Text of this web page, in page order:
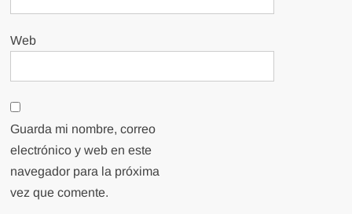
Web
Guarda mi nombre, correo
electrónico y web en este
navegador para la próxima
vez que comente.